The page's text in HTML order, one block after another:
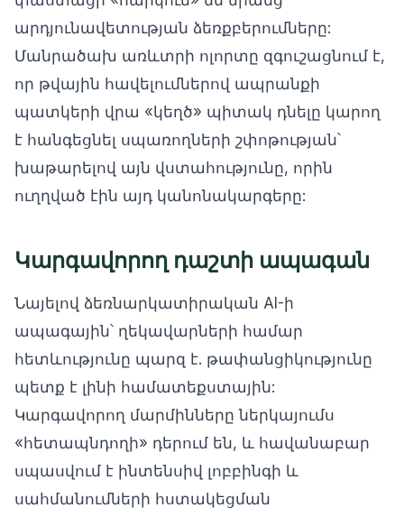
արդյունավետության ձեռքբերումները:
Մանրածախ առևտրի ոլորտը զգուշացնում է,
որ թվային հավելումներով ապրանքի
պատկերի վրա «կեղծ» պիտակ դնելը կարող
է հանգեցնել սպառողների շփոթության՝
խաթարելով այն վստահությունը, որին
ուղղված էին այդ կանոնակարգերը:
Կարգավորող դաշտի ապագան
Նայելով ձեռնարկատիրական AI-ի
ապագային՝ ղեկավարների համար
հետևությունը պարզ է. թափանցիկությունը
պետք է լինի համատեքստային:
Կարգավորող մարմինները ներկայումս
«հետապնդողի» դերում են, և հավանաբար
սպասվում է ինտենսիվ լոբբինգի և
սահմանումների հստակեցման